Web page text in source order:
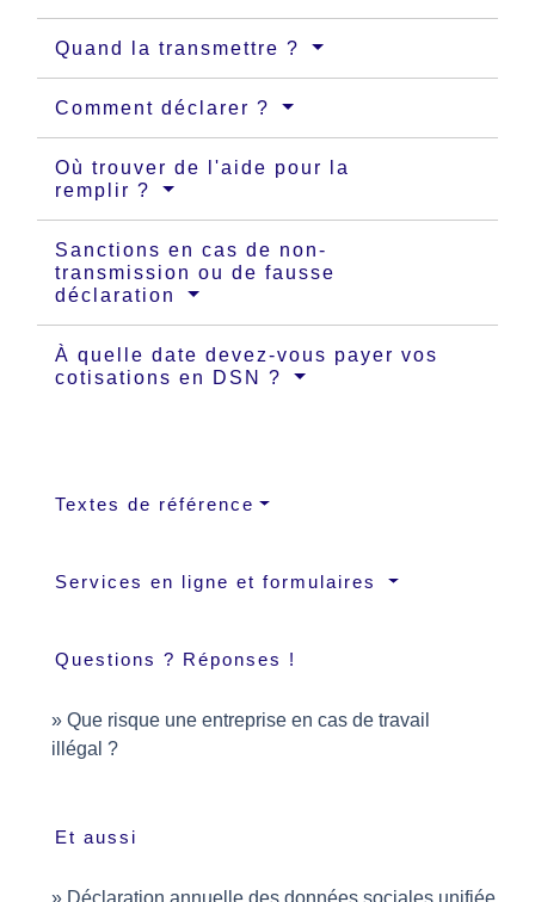
Quand la transmettre ?
Comment déclarer ?
Où trouver de l'aide pour la
remplir ?
Sanctions en cas de non-
transmission ou de fausse
déclaration
À quelle date devez-vous payer vos
cotisations en DSN ?
Textes de référence
Services en ligne et formulaires
Questions ? Réponses !
Que risque une entreprise en cas de travail
illégal ?
Et aussi
Déclaration annuelle des données sociales unifiée